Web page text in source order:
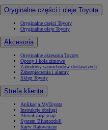
Oryginalne części i oleje Toyota
Oryginalne części Toyoty
Oryginalne oleje Toyoty
Akcesoria
Oryginalne akcesoria Toyoty
Opony i koła zimowe
Zabudowy samochodów dostawczych
Zabezpieczenia i alarmy
Sklep Toyoty
Strefa klienta
Aplikacja MyToyota
Instrukcje obsługi
Aktualizacja map
System Bluetooth®
Karty Ratownicze